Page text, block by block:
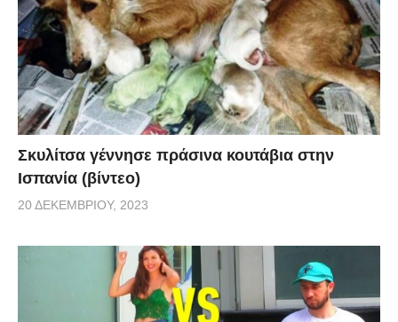
Σκυλίτσα γέννησε πράσινα κουτάβια στην
Ισπανία (βίντεο)
20 ΔΕΚΕΜΒΡΊΟΥ, 2023